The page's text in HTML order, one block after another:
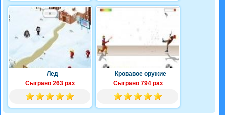
Лед
Сыграно 263 раз
Кровавое оружие
Сыграно 794 раз